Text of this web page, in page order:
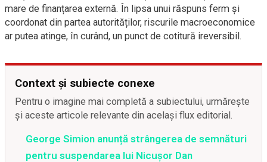
mare de finanțarea externă. În lipsa unui răspuns ferm și
coordonat din partea autorităților, riscurile macroeconomice
ar putea atinge, în curând, un punct de cotitură ireversibil.
Context și subiecte conexe
Pentru o imagine mai completă a subiectului, urmărește
și aceste articole relevante din același flux editorial.
George Simion anunță strângerea de semnături
pentru suspendarea lui Nicușor Dan